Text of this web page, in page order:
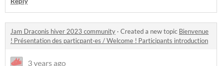
Jam Draconis hiver 2023 community · Created a new topic Bienvenue
! Présentation des particpant·es / Welcome ! Participants introduction
3 years ago